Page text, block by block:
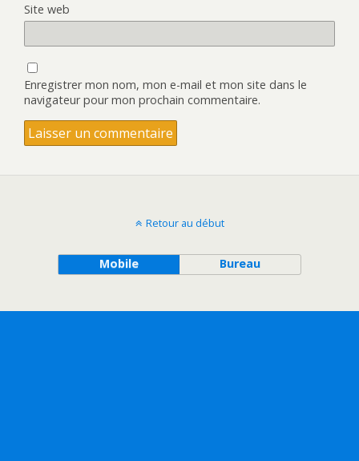
Site web
Enregistrer mon nom, mon e-mail et mon site dans le
navigateur pour mon prochain commentaire.
Retour au début
Mobile Bureau